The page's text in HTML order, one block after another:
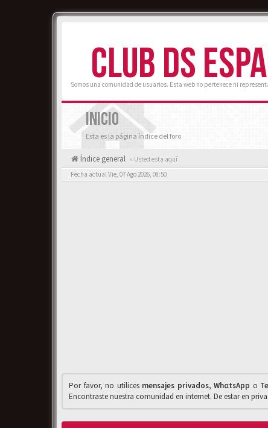
CLUB DS
Somos una comunidad de usuarios. Esta web no pertenece ni
INICIO
Esta es la página índice del foro
Índice general « Usted esta aquí
Fecha actual Vie, 07 Ago 2026, 08:50
Por favor, no utilices mensajes privados,WhαtsApp o
Encontraste nuestra comunidad en internet. De estar en